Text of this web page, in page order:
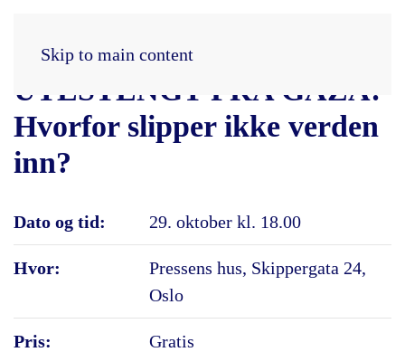
Skip to main content
UTESTENGT FRA GAZA:
Hvorfor slipper ikke verden
inn?
Dato og tid: 29. oktober kl. 18.00
Hvor:
Pressens hus, Skippergata 24,
Oslo
Pris: Gratis